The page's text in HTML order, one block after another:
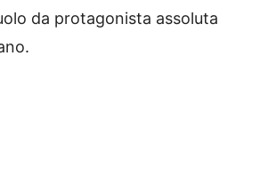
da protagonista assoluta